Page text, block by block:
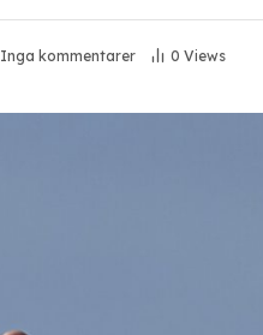
Inga kommentarer 0 Views